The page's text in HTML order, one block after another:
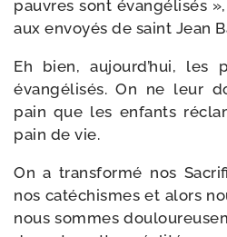
pauvres sont évan­gé­li­sés
aux envoyés de saint Jean
Eh bien, aujourd’hui, les
évan­gé­li­sés. On ne leur
pain que les enfants
pain de vie.
On a trans­for­mé nos
nos caté­chismes et alors
nous sommes